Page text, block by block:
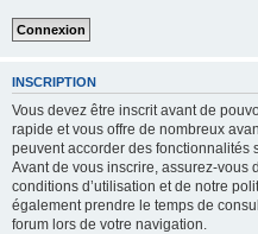
INSCRIPTION
Vous devez être inscrit avant de
rapide et vous offre de nombreux
peuvent accorder des fonctionnalités
Avant de vous inscrire, assurez-vous
conditions d’utilisation et de notre
également prendre le temps de
forum lors de votre navigation.